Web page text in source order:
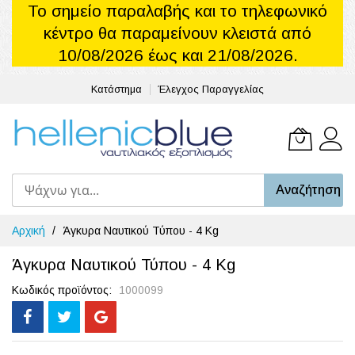
Το σημείο παραλαβής και το τηλεφωνικό
κέντρο θα παραμείνουν κλειστά από
10/08/2026 έως και 21/08/2026.
Κατάστημα Έλεγχος Παραγγελίας
Το
Αναζήτηση
Μετάβαση
στο
περιεχόμενο
Αρχική Άγκυρα Ναυτικού Τύπου - 4 Kg
Άγκυρα Ναυτικού Τύπου - 4 Kg
Κωδικός προϊόντος 1000099